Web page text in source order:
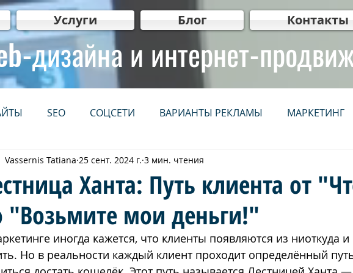
Услуги Блог Контакты
дизайна и интернет-
SEO СОЦСЕТИ ВАРИАНТЫ РЕКЛАМЫ МАРКЕТИНГ
ИНТЕРНЕТ СЕРВИСЫ IT
Видеомаркетинг Видеопродакшн Для бизнеса
בניית פרסום בגוגל קידום אתרים אורגני (SEO) ברשתות חברתיות
Ханта: Путь клиента от
"Возьмите мои деньги!"
Vassernis Tatiana 25 сент. 2024 г. 3 мин. чтения
иногда кажется, что клиенты появляются из ниоткуда и
Но в реальности каждый клиент проходит определённый